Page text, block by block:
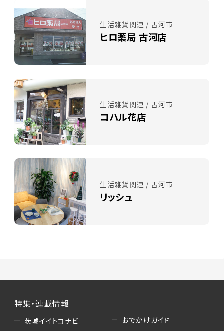
生活雑貨関連 / 古河市
ヒロ薬局 古河店
生活雑貨関連 / 古河市
コハル花店
生活雑貨関連 / 古河市
リッシュ
特集・連載情報
茨城イイトコナビ
おでかけガイド